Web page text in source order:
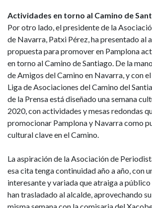
Actividades en torno al Camino de
Por otro lado, el presidente de la
de Navarra, Patxi Pérez, ha presentado al
propuesta para promover en Pamplona
en torno al Camino de Santiago. De la
de Amigos del Camino en Navarra, y con
Liga de Asociaciones del Camino del
de la Prensa está diseñado una semana
2020, con actividades y mesas redondas
promocionar Pamplona y Navarra como
cultural clave en el Camino.
La aspiración de la Asociación de
esa cita tenga continuidad año a año, con
interesante y variada que atraiga a público
han trasladado al alcalde, aprovechando